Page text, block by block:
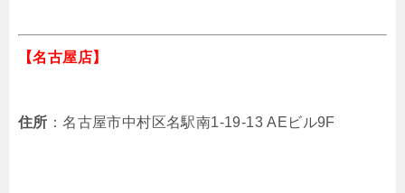
【名古屋店】
住所 ：名古屋市中村区名駅南1-19-13 AEビル9F